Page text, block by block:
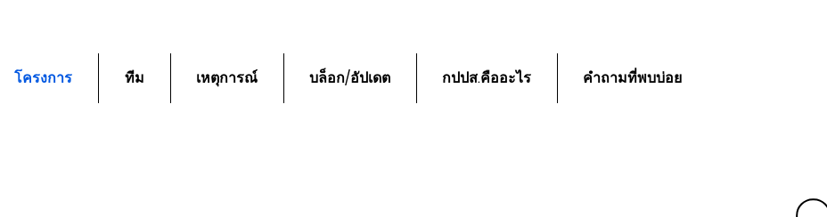
โครงการ ทีม เหตุการณ์ บล็อก/อัปเดต กปปส.คืออะไร คำถามที่พบบ่อย